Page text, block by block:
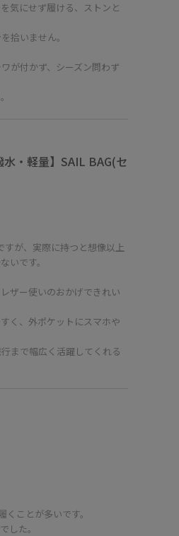
気にせず履ける、ストンと
拾いません。
が付かず、シーズン問わず
・軽量】SAIL BAG(セ
すが、実際に持つと想像以上
いです。
ザー使いのおかげできれい
く、外ポケットにスマホや
まで幅広く活躍してくれる
ことが多いです。
した。